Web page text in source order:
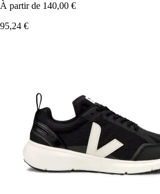
À partir de 140,00 €
95,24 €